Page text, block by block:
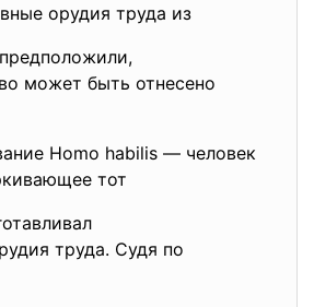
орудия труда из
может быть отнесено
Homo habilis — человек
тот
труда. Судя по